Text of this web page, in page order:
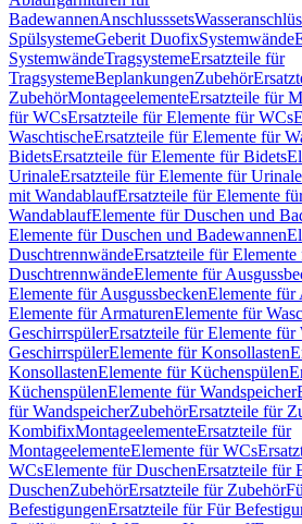
BadewannenAnschlusssets
SpülsystemeGeberit DuofixSystemwände
SystemwändeTragsystemeErsatzteile für
TragsystemeBeplankungenZubehör
ZubehörMontageelementeErsatzteile für
für WCsErsatzteile für Elemente für WCs
WaschtischeErsatzteile für Elemente für
BidetsErsatzteile für Elemente für Bidets
UrinaleErsatzteile für Elemente für Urinale
mit WandablaufErsatzteile für Elemente
WandablaufElemente für Duschen und
Elemente für Duschen und Badewannen
DuschtrennwändeErsatzteile für Elemente
DuschtrennwändeElemente für
Elemente für AusgussbeckenElemente für
Elemente für ArmaturenElemente für
GeschirrspülerErsatzteile für Elemente für
GeschirrspülerElemente für Konsollasten
KonsollastenElemente für Küchenspülen
KüchenspülenElemente für Wandspeicher
für WandspeicherZubehörErsatzteile für
KombifixMontageelementeErsatzteile für
MontageelementeElemente für WCs
WCsElemente für DuschenErsatzteile für
DuschenZubehörErsatzteile für Zubehör
BefestigungenErsatzteile für Für